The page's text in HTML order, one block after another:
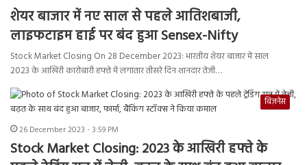
शेयर बाजार में नए साल से पहले आतिशबाजी,
लाइफटाइम हाई पर बंद हुआ Sensex-Nifty
Stock Market Closing On 28 December 2023: भारतीय शेयर बाजार में साल
2023 के आखिरी कारोबारी हफ्ते में लगातार तीसरे दिन शानदार तेजी…
बिज़नेस
26 December 2023 - 3:59 PM
Stock Market Closing: 2023 के आखिरी हफ्ते के